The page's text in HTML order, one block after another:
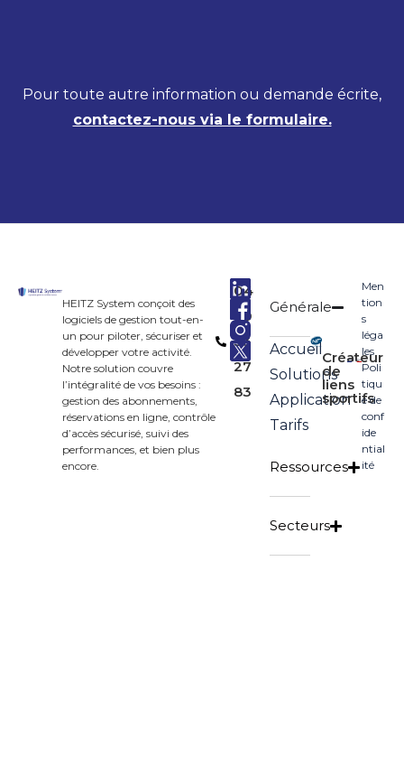
Pour toute autre information ou demande écrite,
contactez-nous via le formulaire.
HEITZ System conçoit des
logiciels de gestion tout-en-
un pour piloter, sécuriser et
développer votre activité.
Notre solution couvre
l’intégralité de vos besoins :
gestion des abonnements,
réservations en ligne, contrôle
d’accès sécurisé, suivi des
performances, et bien plus
encore.
04
90
33
27
83
Générale
Accueil
Solutions
Application
Tarifs
Ressources
Secteurs
Créateur
de
liens
sportifs
Men
tion
s
léga
les
Poli
tiqu
e de
conf
ide
ntial
ité